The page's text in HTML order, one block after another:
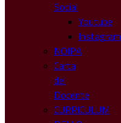
Social
Youtube
Instagram
NOIPA
Carta
del
Docente
CURRICULUM